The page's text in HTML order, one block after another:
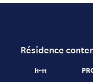
Résidence
I1-11